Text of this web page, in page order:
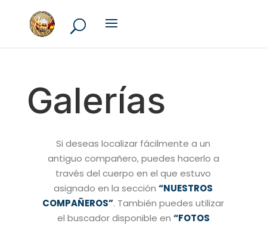
Galerías
Si deseas localizar fácilmente a un
antiguo compañero, puedes hacerlo a
través del cuerpo en el que estuvo
asignado en la sección“NUESTROS
COMPAÑEROS”. También puedes utilizar
el buscador disponible en “FOTOS